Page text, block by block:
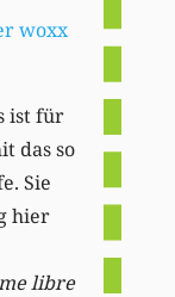
woxx
ist für
das so
Sie
hier
libre